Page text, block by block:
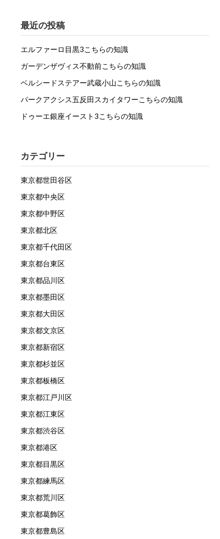
最近の投稿
エルファーロ目黒3こちらの知識
ガーデンザヴィス不動前こちらの知識
ベルシードステアー武蔵小山こちらの知識
パークアクシス五反田スカイタワーこちらの知識
ドゥーエ銀座イースト3こちらの知識
カテゴリー
東京都世田谷区
東京都中央区
東京都中野区
東京都北区
東京都千代田区
東京都台東区
東京都品川区
東京都墨田区
東京都大田区
東京都文京区
東京都新宿区
東京都杉並区
東京都板橋区
東京都江戸川区
東京都江東区
東京都渋谷区
東京都港区
東京都目黒区
東京都練馬区
東京都荒川区
東京都葛飾区
東京都豊島区